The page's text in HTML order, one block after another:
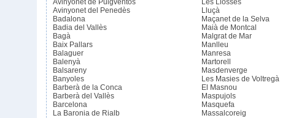
Avinyonet de Puigventós
Avinyonet del Penedès
Badalona
Badia del Vallès
Bagà
Baix Pallars
Balaguer
Balenyà
Balsareny
Banyoles
Barberà de la Conca
Barberà del Vallès
Barcelona
La Baronia de Rialb
Les Llosses
Lluçà
Maçanet de la Selva
Maià de Montcal
Malgrat de Mar
Manlleu
Manresa
Martorell
Masdenverge
Les Masies de Voltregà
El Masnou
Maspujols
Masquefa
Massalcoreig